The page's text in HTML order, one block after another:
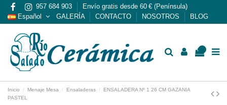
957 684 903
Envío gratis desde 60 € (Península)
Español
GALERÍA CONTACTO NOSOTROS BLOG
Inicio Menaje Mesa Ensaladeras
ENSALADERA Nº 1 26 CM GAZANIA
PASTEL